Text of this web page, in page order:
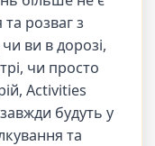
розваг з
ви в дорозі,
чи просто
Activities
будуть у
та